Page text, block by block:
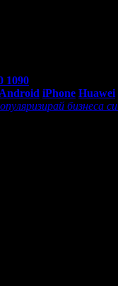
1090
Android iPhone Huawei
бизнеса си